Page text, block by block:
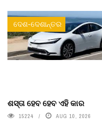
ଦେଶ-ଦେଶାନ୍ତର
ଶସ୍ତା ହେବ ହେବ ଏହି କାର
15224 AUG 10, 2026